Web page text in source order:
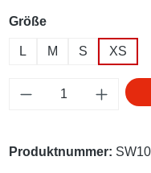
Größeauswählen
L M S XS
Produkt Anzahl:
Produktnummer: